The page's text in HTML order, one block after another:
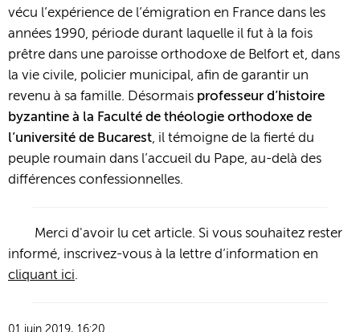
vécu l’expérience de l’émigration en France dans les
années 1990, période durant laquelle il fut à la fois
prêtre dans une paroisse orthodoxe de Belfort et, dans
la vie civile, policier municipal, afin de garantir un
revenu à sa famille. Désormais professeur d’histoire
byzantine à la Faculté de théologie orthodoxe de
l’université de Bucarest, il témoigne de la fierté du
peuple roumain dans l’accueil du Pape, au-delà des
différences confessionnelles.
Merci d'avoir lu cet article. Si vous souhaitez rester
informé, inscrivez-vous à la lettre d’information en
cliquant ici.
01 juin 2019, 16:20